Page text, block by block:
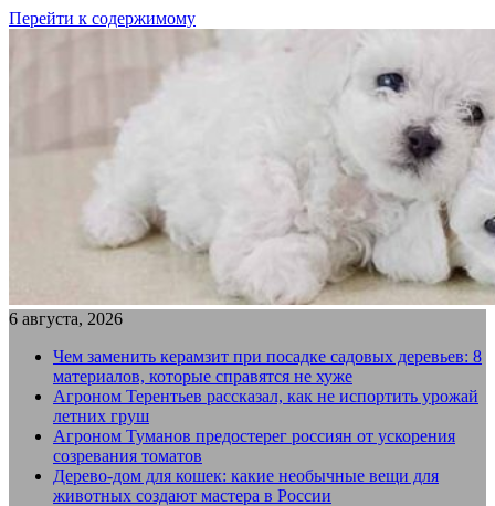
Перейти к содержимому
6 августа, 2026
Чем заменить керамзит при посадке садовых деревьев: 8
материалов, которые справятся не хуже
Агроном Терентьев рассказал, как не испортить урожай
летних груш
Агроном Туманов предостерег россиян от ускорения
созревания томатов
Дерево-дом для кошек: какие необычные вещи для
животных создают мастера в России